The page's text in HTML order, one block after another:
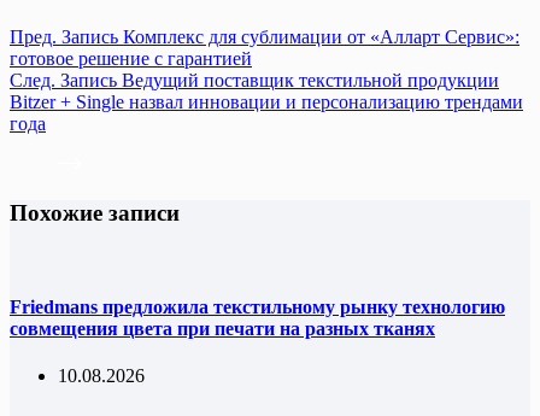
Пред. Запись Комплекс для сублимации от «Алларт Сервис»:
готовое решение с гарантией
След. Запись Ведущий поставщик текстильной продукции
Bitzer + Single назвал инновации и персонализацию трендами
года
Похожие записи
Friedmans предложила текстильному рынку технологию
совмещения цвета при печати на разных тканях
10.08.2026